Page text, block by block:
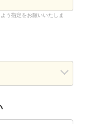
う指定をお願いいたしま